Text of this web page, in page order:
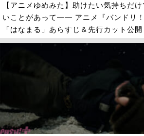
【アニメゆめみた】助けたい気持ちだ
いことがあって―― アニメ『バンドリ
「はなまる」あらすじ＆先行カット公開